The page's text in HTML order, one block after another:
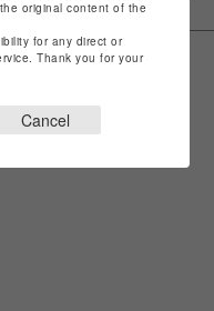
original content of the
for any direct or
Thank you for your
Cancel